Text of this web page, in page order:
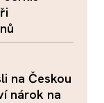
na Českou
nárok na